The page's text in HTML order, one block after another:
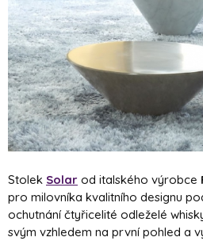
Stolek Solar od italského výrobce
pro milovníka kvalitního designu
ochutnání čtyřicelité odleželé
svým vzhledem na první pohled a